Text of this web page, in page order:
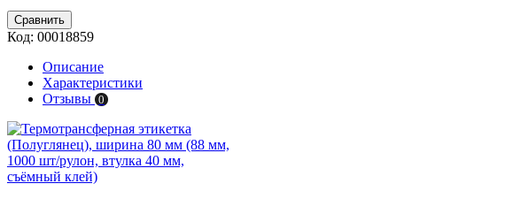
Сравнить
Код: 00018859
Описание
Характеристики
Отзывы 0